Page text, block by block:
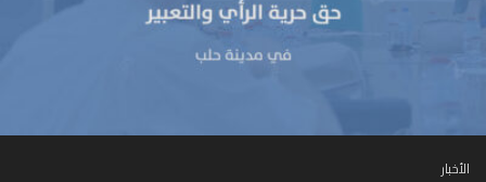
الأخبار